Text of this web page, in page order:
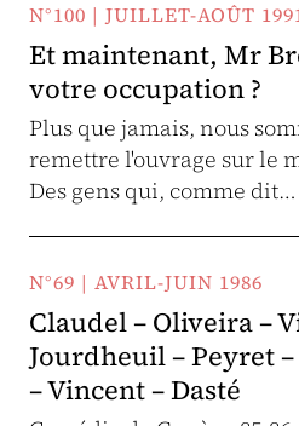
N°100 | JUILLET-AOÛT
Et maintenant, Mr
votre occupation ?
Plus que jamais, nous
remettre l'ouvrage sur le
Des gens qui, comme dit…
N°69 | AVRIL-JUIN 1986
Claudel – Oliveira –
Jourdheuil – Peyret
– Vincent – Dasté